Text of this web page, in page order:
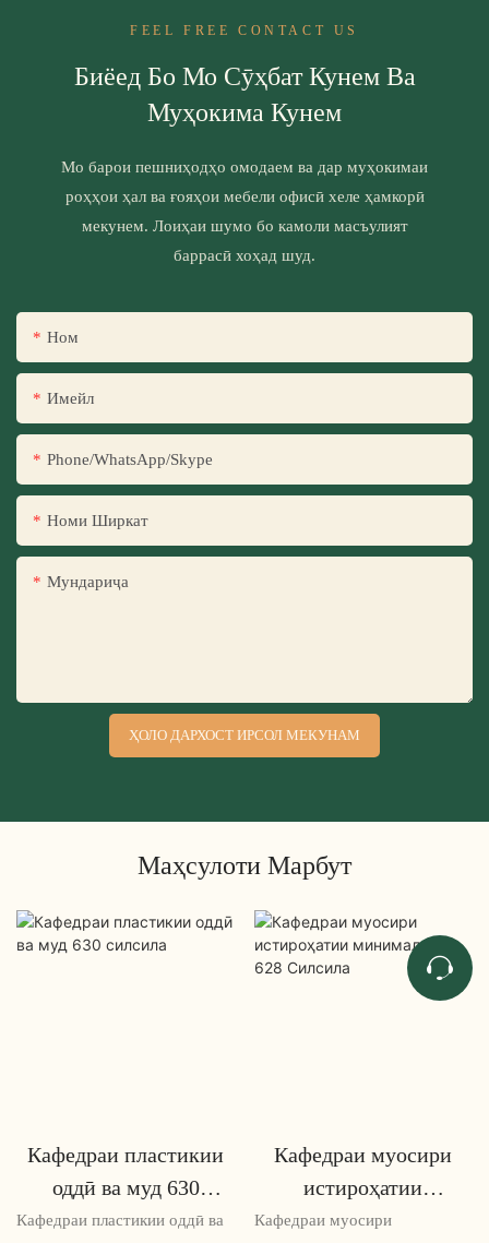
FEEL FREE CONTACT US
Биёед Бо Мо Сӯҳбат Кунем Ва
Муҳокима Кунем
Мо барои пешниҳодҳо омодаем ва дар муҳокимаи
роҳҳои ҳал ва ғояҳои мебели офисӣ хеле ҳамкорӣ
мекунем. Лоиҳаи шумо бо камоли масъулият
баррасӣ хоҳад шуд.
Ном
Имейл
Phone/WhatsApp/Skype
Номи Ширкат
Мундариҷа
ҲОЛО ДАРХОСТ ИРСОЛ МЕКУНАМ
Маҳсулоти Марбут
Кафедраи пластикии
оддӣ ва муд 630
силсила
Кафедраи пластикии оддӣ ва
Кафедраи муосири
истироҳатии
минималистӣ 628
Кафедраи муосири